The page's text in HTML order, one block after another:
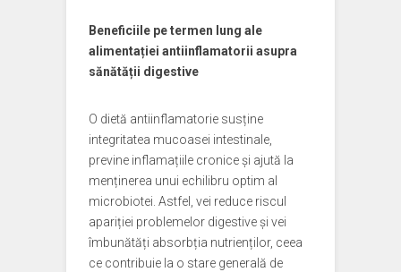
Beneficiile pe termen lung ale
alimentației antiinflamatorii asupra
sănătății digestive
O dietă antiinflamatorie susține
integritatea mucoasei intestinale,
previne inflamațiile cronice și ajută la
menținerea unui echilibru optim al
microbiotei. Astfel, vei reduce riscul
apariției problemelor digestive și vei
îmbunătăți absorbția nutrienților, ceea
ce contribuie la o stare generală de